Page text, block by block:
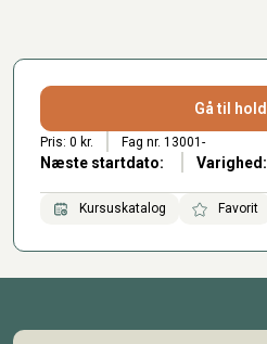
Gå til hold
Pris: 0 kr. Fag nr. 13001-
Næste startdato: Varighed:
Kursuskatalog Favorit